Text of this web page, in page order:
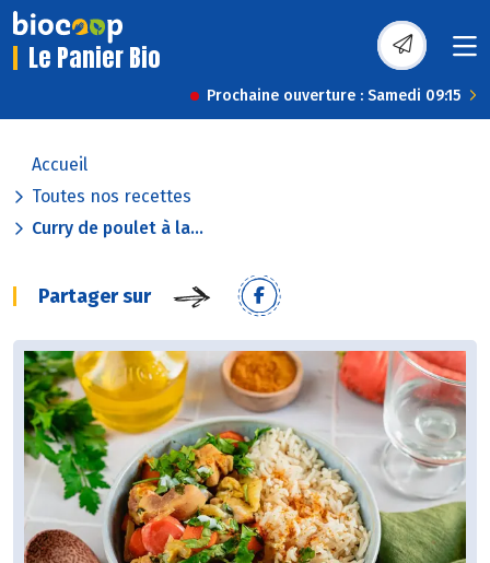
Le Panier Bio
Prochaine ouverture : Samedi 09:15
Accueil
Toutes nos recettes
Curry de poulet à la...
Partager sur